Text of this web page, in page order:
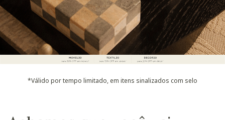
*Válido por tempo limitado, em itens sinalizados com selo